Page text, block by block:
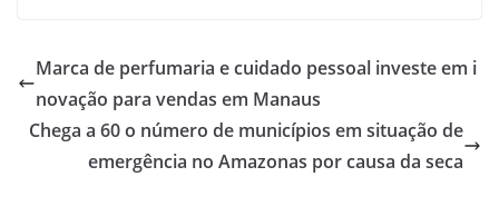
Marca de perfumaria e cuidado pessoal investe em i
novação para vendas em Manaus
Chega a 60 o número de municípios em situação de
emergência no Amazonas por causa da seca